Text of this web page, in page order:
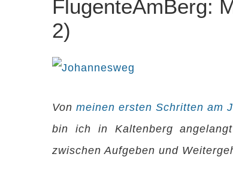
FlugenteAmBerg:
2)
Zeige
Bild
Vonmeinen ersten Schritten am
bin ich in Kaltenberg
zwischen Aufgeben und